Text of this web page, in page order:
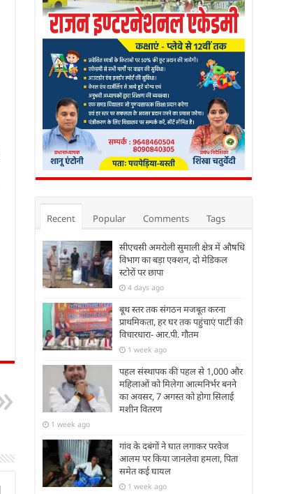
Recent Popular Comments Tags
सीएचसी अमरोली सुमाली क्षेत्र में औषधि
विभाग का बड़ा एक्शन, दो मेडिकल
स्टोरों पर छापा
4 days ago
बूथ स्तर तक संगठन मजबूत करना
प्राथमिकता, हर घर तक पहुंचाएं पार्टी की
विचारधारा- आर.पी. गौतम
1 week ago
पहल संस्थापक की पहल से 1,000 और
महिलाओं को मिलेगा आत्मनिर्भर बनने
का अवसर, 7 अगस्त को होगा सिलाई
मशीन वितरण
1 week ago
गांव के दबंगों ने घात लगाकर परवेज
आलम पर किया जानलेवा हमला, पिता
समेत कई घायल
1 week ago